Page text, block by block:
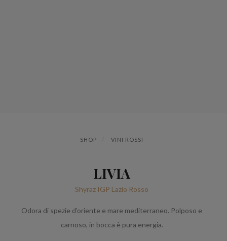
SHOP VINI ROSSI
LIVIA
Shyraz IGP Lazio Rosso
Odora di spezie d’oriente e mare mediterraneo. Polposo e
carnoso, in bocca è pura energia.